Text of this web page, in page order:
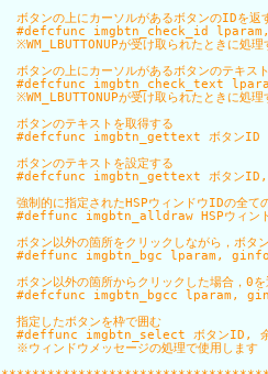
ボタンの上にカーソルがあるボタンのIDを返
#defcfunc imgbtn_check_id
※WM_LBUTTONUPが受け取られたときに処理
ボタンの上にカーソルがあるボタンのテキス
#defcfunc imgbtn_check_text
※WM_LBUTTONUPが受け取られたときに処理
  ボタンのテキストを取得する
  #defcfunc imgbtn_gettext ボタンID
  ボタンのテキストを設定する
#defcfunc imgbtn_gettext ボタンID,
強制的に指定されたHSPウィンドウIDの全て
#deffunc imgbtn_alldraw HSPウィン
ボタン以外の箇所をクリックしながら，ボタ
#deffunc imgbtn_bgc lparam,
ボタン以外の箇所からクリックした場合，0
#defcfunc imgbtn_bgcc lparam,
  指定したボタンを枠で囲む
#deffunc imgbtn_select ボタンID, 余
  ※ウィンドウメッセージの処理で使用します